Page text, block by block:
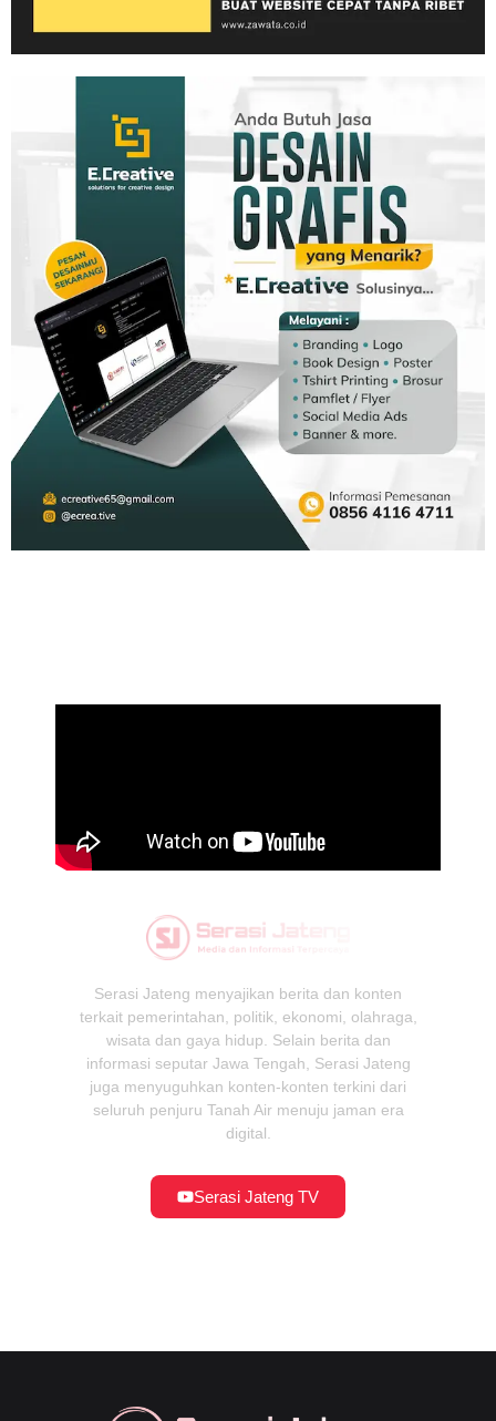
Serasi Jateng menyajikan berita dan konten
terkait pemerintahan, politik, ekonomi, olahraga,
wisata dan gaya hidup. Selain berita dan
informasi seputar Jawa Tengah, Serasi Jateng
juga menyuguhkan konten-konten terkini dari
seluruh penjuru Tanah Air menuju jaman era
digital.
Serasi Jateng TV